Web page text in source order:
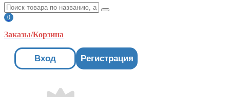
0
Заказы/Корзина
Вход Регистрация